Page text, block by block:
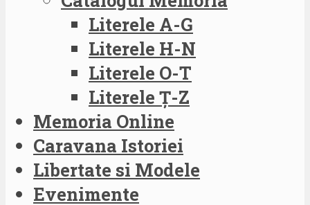
Literele A-G
Literele H-N
Literele O-T
Literele Ț-Z
Memoria Online
Caravana Istoriei
Libertate si Modele
Evenimente